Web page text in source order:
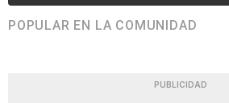
POPULAR EN LA COMUNIDAD
PUBLICIDAD